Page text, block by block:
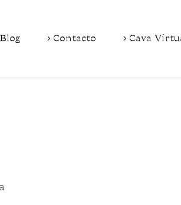
Blog Contacto Cava